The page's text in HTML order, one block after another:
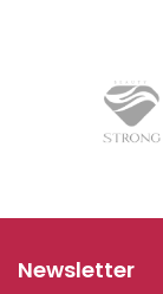
Newsletter